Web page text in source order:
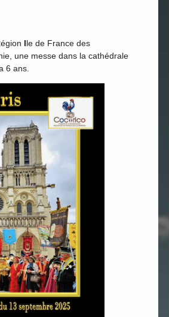
égion Ile de France des
une messe dans la cathédrale
6 ans.